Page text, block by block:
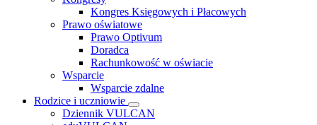
Kongres Księgowych i Płacowych
Prawo oświatowe
Prawo Optivum
Doradca
Rachunkowość w oświacie
Wsparcie
Wsparcie zdalne
Rodzice i uczniowie
Dziennik VULCAN